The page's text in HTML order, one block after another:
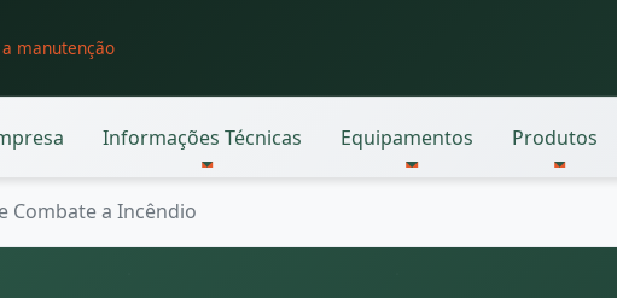
manutenção
Informações Técnicas Equipamentos Produtos
Combate a Incêndio